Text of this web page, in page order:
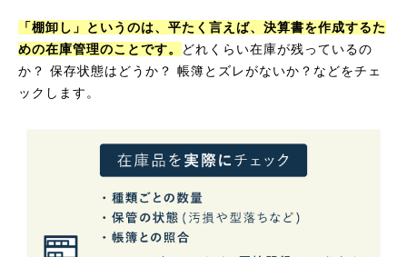
「棚卸し」というのは、平たく言えば、決算書を作成するた
めの在庫管理のことです。
どれくらい在庫が残っているの
か？ 保存状態はどうか？ 帳簿とズレがないか？などをチェ
ックします。